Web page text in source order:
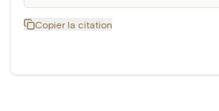
Copier la citation